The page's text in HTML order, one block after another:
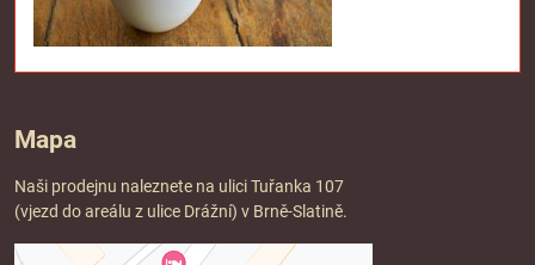
Mapa
Naši prodejnu naleznete na ulici Tuřanka 107
(vjezd do areálu z ulice Drážní) v Brně-Slatině.